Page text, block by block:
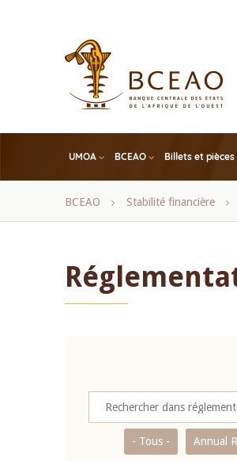
UMOA BCEAO Billets et pièces
Fil
BCEAO Stabilité financière
- Tous - Annual